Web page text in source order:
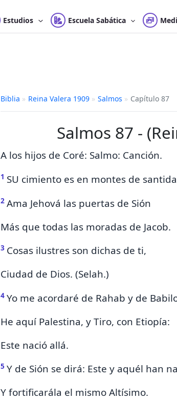
Estudios Escuela Sabática
Biblia » Reina Valera 1909 » Salmos » Capítulo 87
Salmos 87 -
A los hijos de Coré: Salmo: Canción.
1 SU cimiento es en montes de
2 Ama Jehová las puertas de Sión
Más que todas las moradas de Jacob.
3 Cosas ilustres son dichas de ti,
Ciudad de Dios. (Selah.)
4 Yo me acordaré de Rahab y de
He aquí Palestina, y Tiro, con Etiopía:
Este nació allá.
5 Y de Sión se dirá: Este y aquél han
Y fortificarála el mismo Altísimo.